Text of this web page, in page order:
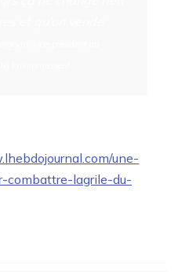
une-
combattre-lagrile-du-